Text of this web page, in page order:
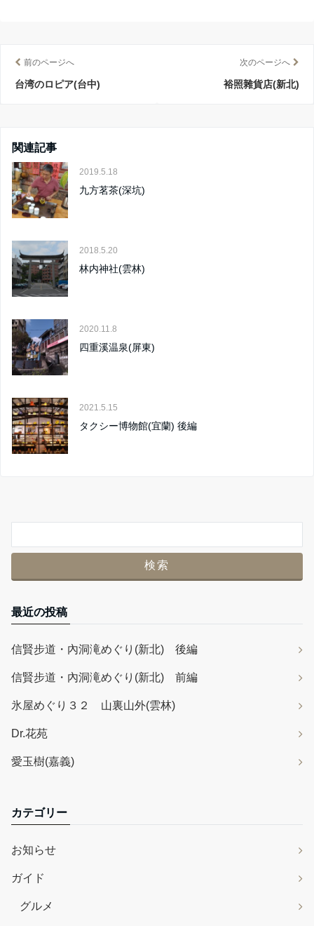
前のページへ
台湾のロピア(台中)
次のページへ
裕照雜貨店(新北)
関連記事
2019.5.18
九方茗茶(深坑)
2018.5.20
林内神社(雲林)
2020.11.8
四重溪温泉(屏東)
2021.5.15
タクシー博物館(宜蘭) 後編
最近の投稿
信賢步道・內洞滝めぐり(新北) 後編
信賢步道・內洞滝めぐり(新北) 前編
氷屋めぐり３２ 山裏山外(雲林)
Dr.花苑
愛玉樹(嘉義)
カテゴリー
お知らせ
ガイド
グルメ